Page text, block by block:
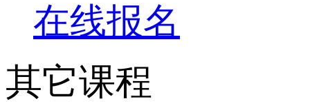
在线报名
其它课程